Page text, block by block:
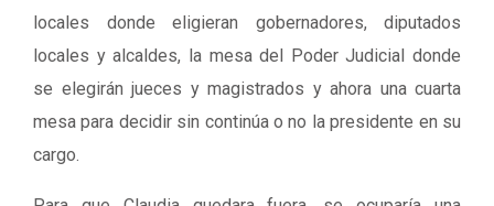
locales donde eligieran gobernadores, diputados
locales y alcaldes, la mesa del Poder Judicial donde
se elegirán jueces y magistrados y ahora una cuarta
mesa para decidir sin continúa o no la presidente en su
cargo.